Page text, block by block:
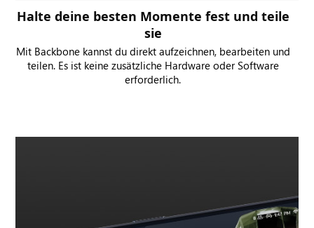
Halte deine besten Momente fest und teile
sie
Mit Backbone kannst du direkt aufzeichnen, bearbeiten und
teilen. Es ist keine zusätzliche Hardware oder Software
erforderlich.